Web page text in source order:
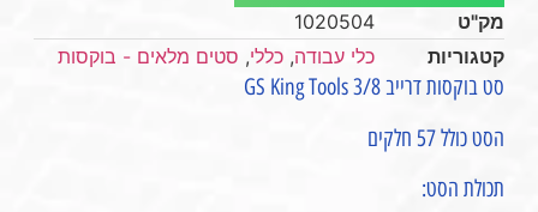
מק"ט
1020504
קטגוריות
כלי עבודה, כללי, סטים מלאים - בוקסות
סט בוקסות דרייב 3/8 GS King Tools
הסט כולל 57 חלקים
תכולת הסט: